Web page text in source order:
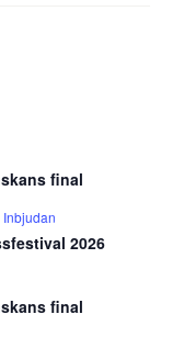
final
Inbjudan
2026
final